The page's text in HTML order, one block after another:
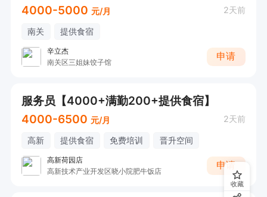
4000-5000 元/月 2天前
南关 提供食宿
辛立杰
南关区三姐妹饺子馆
申请
服务员【4000+满勤200+提供食宿】
4000-6500 元/月 2天前
高新 提供食宿 免费培训 晋升空间
高新荷园店
高新技术产业开发区晓小院肥牛饭店
申请
收藏